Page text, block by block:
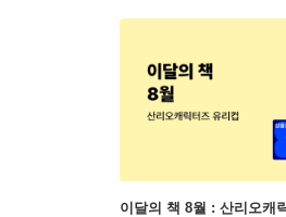
이달의 책 8월 : 산리오캐